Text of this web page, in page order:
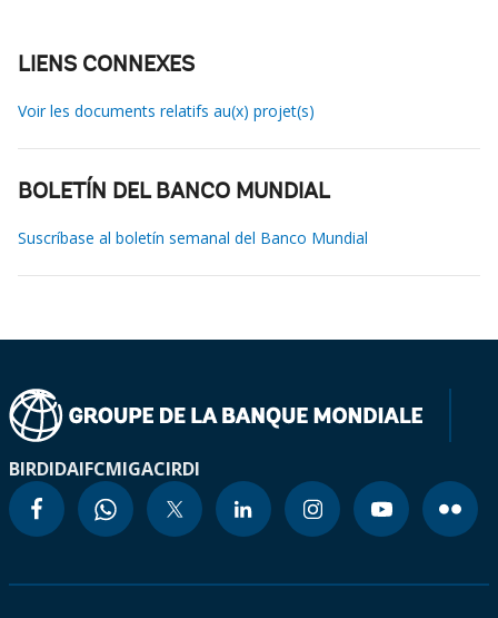
LIENS CONNEXES
Voir les documents relatifs au(x) projet(s)
BOLETÍN DEL BANCO MUNDIAL
Suscríbase al boletín semanal del Banco Mundial
BIRDIDAIFCMIGACIRDI